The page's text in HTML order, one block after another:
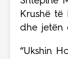
Krushë të
dhe jetën
“Ukshin